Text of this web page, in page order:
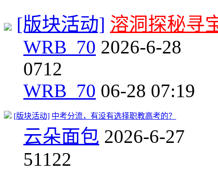
[版块活动] 溶洞探秘寻
WRB_70 2026-6-28
0712
WRB_70 06-28 07:19
[版块活动] 中考分流，有没有选择职教高考的？
云朵面包 2026-6-27
51122